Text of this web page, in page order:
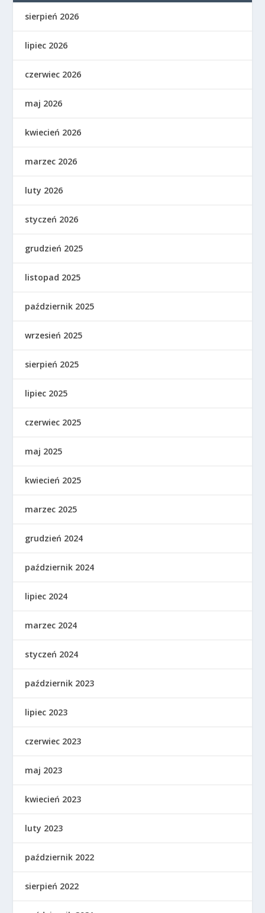
sierpień 2026
lipiec 2026
czerwiec 2026
maj 2026
kwiecień 2026
marzec 2026
luty 2026
styczeń 2026
grudzień 2025
listopad 2025
październik 2025
wrzesień 2025
sierpień 2025
lipiec 2025
czerwiec 2025
maj 2025
kwiecień 2025
marzec 2025
grudzień 2024
październik 2024
lipiec 2024
marzec 2024
styczeń 2024
październik 2023
lipiec 2023
czerwiec 2023
maj 2023
kwiecień 2023
luty 2023
październik 2022
sierpień 2022